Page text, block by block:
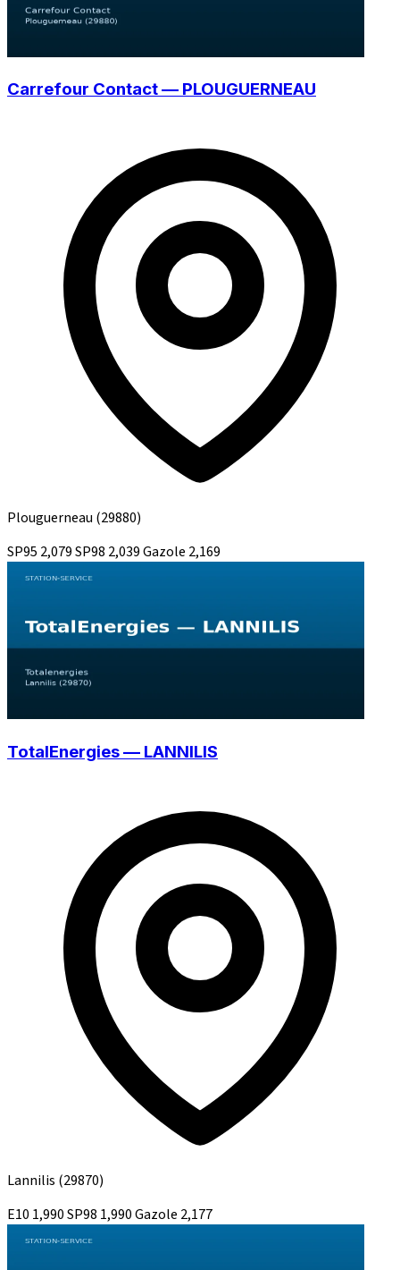
Carrefour Contact — PLOUGUERNEAU
Plouguerneau (29880)
SP95 2,079SP98 2,039Gazole 2,169
TotalEnergies — LANNILIS
Lannilis (29870)
E10 1,990SP98 1,990Gazole 2,177